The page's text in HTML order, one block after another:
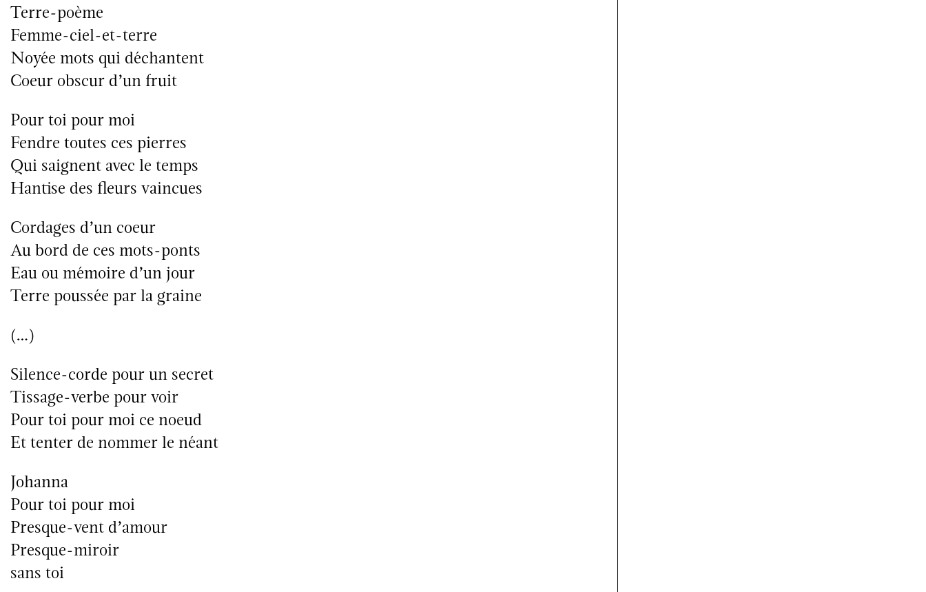
Terre-poème
Femme-ciel-et-terre
Noyée mots qui déchantent
Coeur obscur d’un fruit
Pour toi pour moi
Fendre toutes ces pierres
Qui saignent avec le temps
Hantise des fleurs vaincues
Cordages d’un coeur
Au bord de ces mots-ponts
Eau ou mémoire d’un jour
Terre poussée par la graine
(…)
Silence-corde pour un secret
Tissage-verbe pour voir
Pour toi pour moi ce noeud
Et tenter de nommer le néant
Johanna
Pour toi pour moi
Presque-vent d’amour
Presque-miroir
sans toi